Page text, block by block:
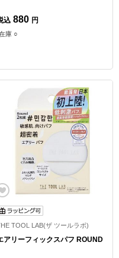
込 880 円
庫 ○
TOOL LAB(ザ ツールラボ)
アリーフィックスパフ ROUND